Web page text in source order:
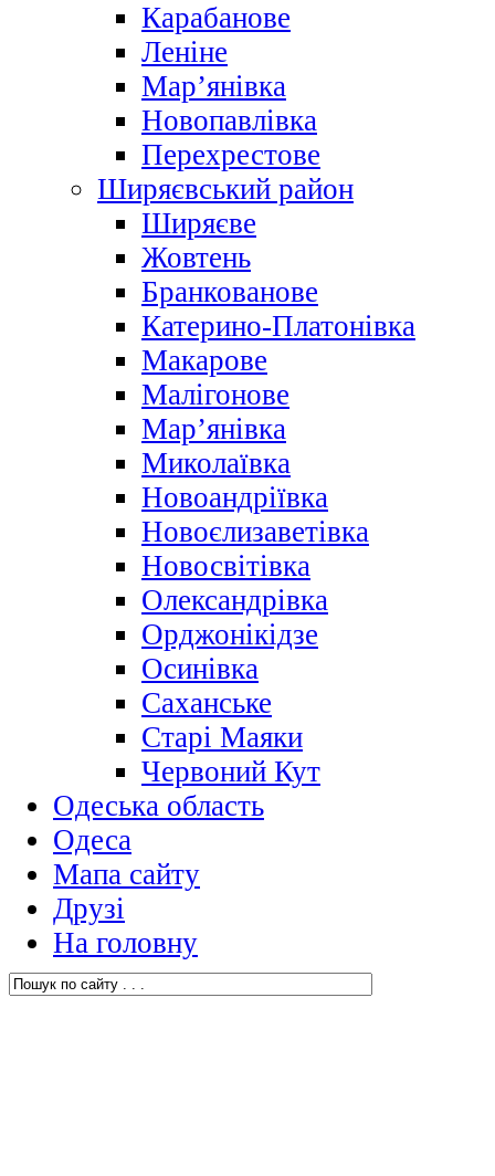
Карабанове
Леніне
Мар’янівка
Новопавлівка
Перехрестове
Ширяєвський район
Ширяєве
Жовтень
Бранкованове
Катерино-Платонівка
Макарове
Малігонове
Мар’янівка
Миколаївка
Новоандріївка
Новоєлизаветівка
Новосвітівка
Олександрівка
Орджонікідзе
Осинівка
Саханське
Старі Маяки
Червоний Кут
Одеська область
Одеса
Мапа сайту
Друзі
На головну